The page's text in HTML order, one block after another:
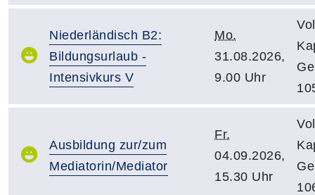
Niederländisch B2:
Bildungsurlaub -
Intensivkurs V
Mo.
31.08.2026,
9.00 Uhr
Ausbildung zur/zum
Mediatorin/Mediator
Fr.
04.09.2026,
15.30 Uhr